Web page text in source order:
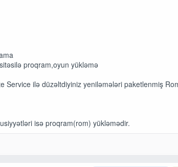
proqram,oyun yükləmə
Service ilə düzəltdiyiniz yeniləmələri paketlenmiş
isə proqram(rom) yükləmədir.